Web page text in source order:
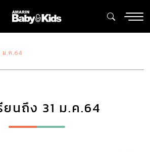
ม.ค.64
ยนถึง 31 ม.ค.64